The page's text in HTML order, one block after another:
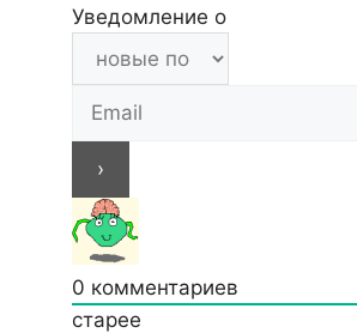
Уведомление о
0 комментариев
старее